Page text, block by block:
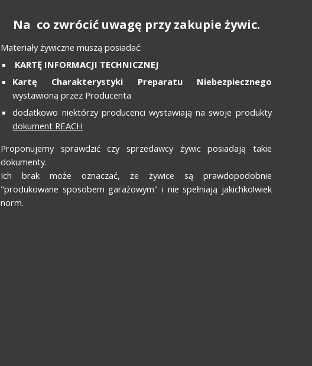
Na co zwrócić uwagę przy zakupie żywic.
Materiały żywiczne muszą posiadać:
KARTĘ INFORMACJI TECHNICZNEJ
Kartę Charakterystyki Preparatu Niebezpiecznego
wystawioną przez Producenta
dodatkowo niektórzy producenci wystawiają na swoje produkty
dokument REACH
Proponujemy sprawdzić czy sprzedawcy żywic posiadają takie
dokumenty.
Ich brak może oznaczać, że żywice są prawdopodobnie
"produkowane sposobem garażowym" i nie spełniają jakichkolwiek
norm.